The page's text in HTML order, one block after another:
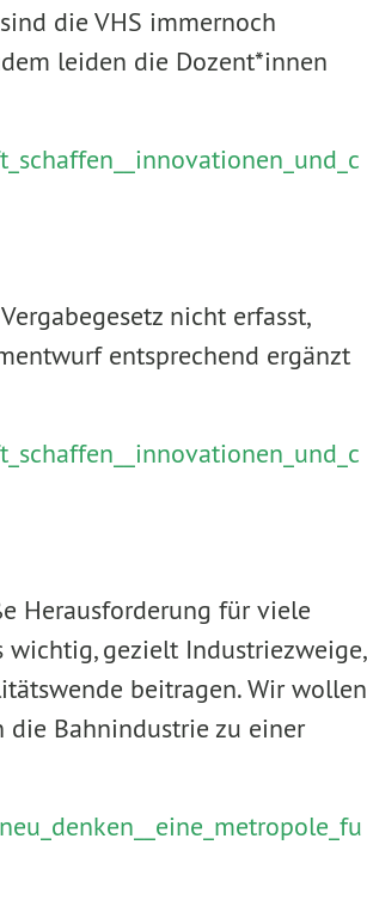
die VHS immernoch
leiden die Dozent*innen
nicht erfasst,
entsprechend ergänzt
Herausforderung für viele
gezielt Industriezweige,
beitragen. Wir wollen
die Bahnindustrie zu einer